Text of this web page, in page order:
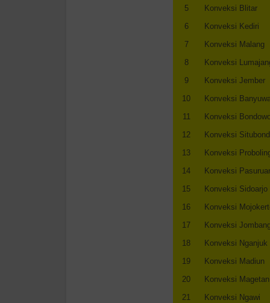
5
Konveksi Blitar
6
Konveksi Kediri
7
Konveksi Malang
8
Konveksi
9
Konveksi Jember
10
Konveksi
11
Konveksi
12
Konveksi
13
Konveksi
14
Konveksi
15
Konveksi Sidoarjo
16
Konveksi
17
Konveksi
18
Konveksi Nganjuk
19
Konveksi Madiun
20
Konveksi Magetan
21
Konveksi Ngawi